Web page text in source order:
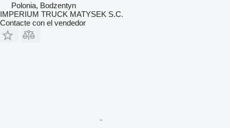
Polonia, Bodzentyn
IMPERIUM TRUCK MATYSEK S.C.
Contacte con el vendedor